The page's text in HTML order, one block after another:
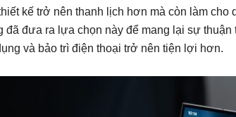
kế trở nên thanh lịch hơn mà còn làm
đã đưa ra lựa chọn này để mang lại sự
và bảo trì điện thoại trở nên tiện lợi hơn.